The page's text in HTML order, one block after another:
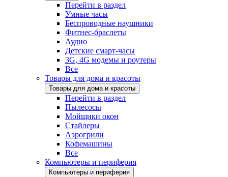
Перейти в раздел
Умные часы
Беспроводные наушники
Фитнес-браслеты
Аудио
Детские смарт-часы
3G, 4G модемы и роутеры
Все
Товары для дома и красоты
Товары для дома и красоты
Перейти в раздел
Пылесосы
Мойщики окон
Стайлеры
Аэрогрили
Кофемашины
Все
Компьютеры и периферия
Компьютеры и периферия